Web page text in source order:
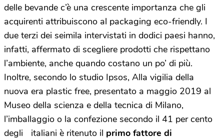
delle bevande c’è una crescente importanza che gli
acquirenti attribuiscono al packaging eco-friendly. I
due terzi dei seimila intervistati in dodici paesi hanno,
infatti, affermato di scegliere prodotti che rispettano
l’ambiente, anche quando costano un po’ di più.
Inoltre, secondo lo studio Ipsos, Alla vigilia della
nuova era plastic free, presentato a maggio 2019 al
Museo della scienza e della tecnica di Milano,
l’imballaggio o la confezione secondo il 41 per cento
degli italiani è ritenuto il primo fattore di